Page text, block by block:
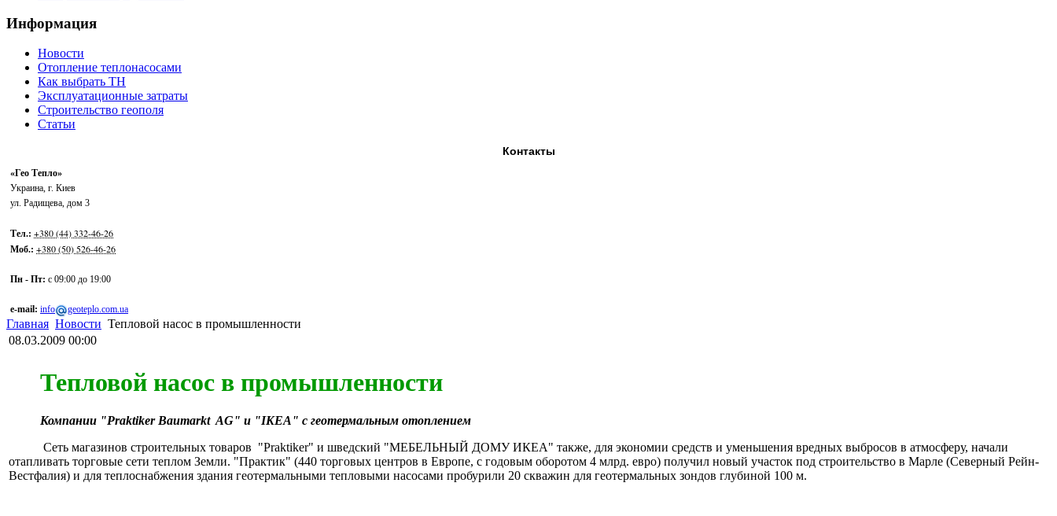
Информация
Новости
Отопление теплонасосами
Как выбрать ТН
Эксплуатационные затраты
Строительство геополя
Статьи
Контакты
«Гео Тепло»
Украина, г. Киев
ул. Радищева, дом 3
Тел.: +380 (44) 332-46-26
Моб.: +380 (50) 526-46-26
Пн - Пт: с 09:00 до 19:00
e-mail: info geoteplo.com.ua
Главная Новости Тепловой насос в промышленности
08.03.2009 00:00
Тепловой насос в промышленности
Компании "Praktiker Baumarkt AG" и "IKEA" с геотермальным отоплением
Сеть магазинов строительных товаров "Praktiker" и шведский "МЕБЕЛЬНЫЙ ДОМУ ИКЕА" также, для экономии средств и уменьшения вредных выбросов в атмосферу, начали
отапливать торговые сети теплом Земли. "Практик" (440 торговых центров в Европе, с годовым оборотом 4 млрд. евро) получил новый участок под строительство в Марле (Северный Рейн-
Вестфалия) и для теплоснабжения здания геотермальными тепловыми насосами пробурили 20 скважин для геотермальных зондов глубиной 100 м.